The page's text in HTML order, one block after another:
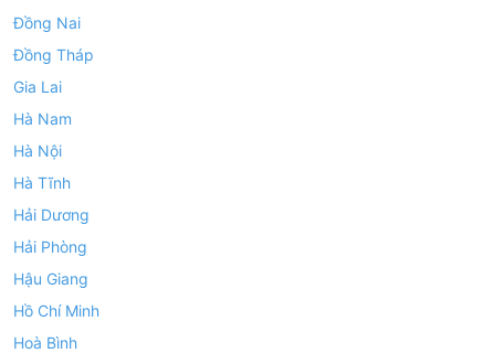
Đồng Nai
Đồng Tháp
Gia Lai
Hà Nam
Hà Nội
Hà Tĩnh
Hải Dương
Hải Phòng
Hậu Giang
Hồ Chí Minh
Hoà Bình